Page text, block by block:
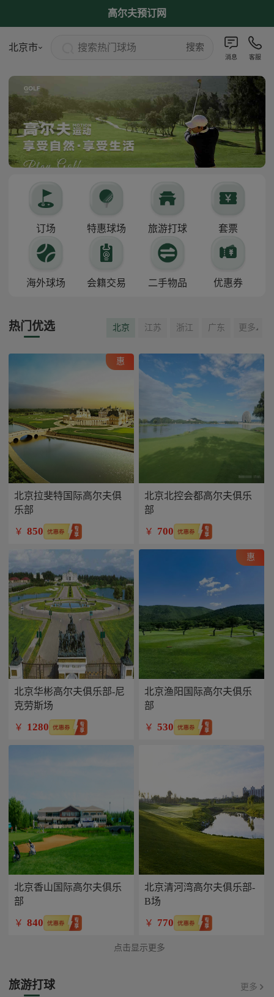
高尔夫预订网
北京市 搜索热门球场 搜索
消息 客服
订场 特惠球场 旅游打球 套票
海外球场 会籍交易 二手物品 优惠券
热门优选 北京 江苏 浙江 广东 更多
惠
北京拉斐特国际高尔夫俱
乐部
￥ 850
北京北控会都高尔夫俱乐
部
￥ 700
北京华彬高尔夫俱乐部-尼
克劳斯场
￥ 1280
惠
北京渔阳国际高尔夫俱乐
部
￥ 530
北京香山国际高尔夫俱乐
部
￥ 840
北京清河湾高尔夫俱乐部-
B场
￥ 770
点击显示更多
旅游打球 更多